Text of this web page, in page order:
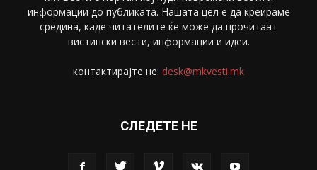
информации до публиката. Нашата цел е да креираме
средина, каде читателите ќе може да прочитаат
вистински вести, информации и идеи.
контактирајте не: desk@mkvesti.mk
СЛЕДЕТЕ НЕ